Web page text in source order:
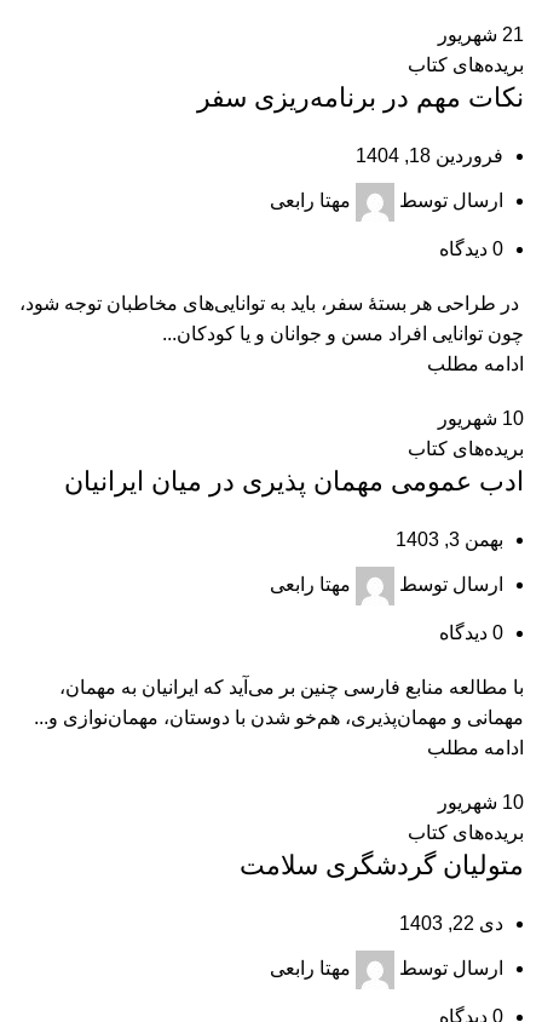
21 شهریور
بریده‌های کتاب
نکات مهم در برنامه‌‌ریزی سفر
فروردین 18, 1404
ارسال توسط مهتا رابعی
0 دیدگاه
در طراحی هر بستۀ سفر، باید به توانایی‌های مخاطبان توجه شود،
چون توانایی افراد مسن و جوانان و یا کودکان...
ادامه مطلب
10 شهریور
بریده‌های کتاب
ادب عمومی مهمان‌ پذیری در میان ایرانیان
بهمن 3, 1403
ارسال توسط مهتا رابعی
0 دیدگاه
با مطالعه منابع فارسی چنین بر می‌آید که ایرانیان به مهمان،
مهمانی و مهمان‌پذیری، هم‌خو شدن با دوستان، مهمان‌نوازی و...
ادامه مطلب
10 شهریور
بریده‌های کتاب
متولیان گردشگری سلامت
دی 22, 1403
ارسال توسط مهتا رابعی
0 دیدگاه